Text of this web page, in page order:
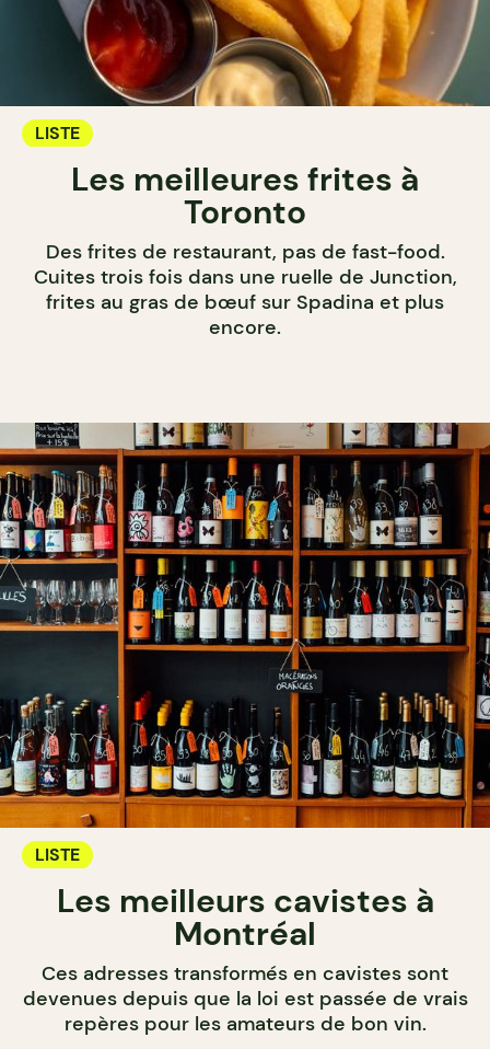
LISTE
Les meilleures frites à
Toronto
Des frites de restaurant, pas de fast-food.
Cuites trois fois dans une ruelle de Junction,
frites au gras de bœuf sur Spadina et plus
encore.
LISTE
Les meilleurs cavistes à
Montréal
Ces adresses transformés en cavistes sont
devenues depuis que la loi est passée de vrais
repères pour les amateurs de bon vin.